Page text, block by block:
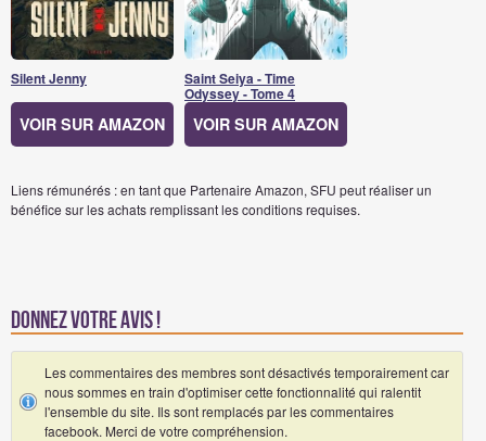
Silent Jenny
VOIR SUR AMAZON
Saint Seiya - Time
Odyssey - Tome 4
VOIR SUR AMAZON
Liens rémunérés : en tant que Partenaire Amazon, SFU peut réaliser un
bénéfice sur les achats remplissant les conditions requises.
Donnez votre avis !
Les commentaires des membres sont désactivés temporairement car
nous sommes en train d'optimiser cette fonctionnalité qui ralentit
l'ensemble du site. Ils sont remplacés par les commentaires
facebook. Merci de votre compréhension.